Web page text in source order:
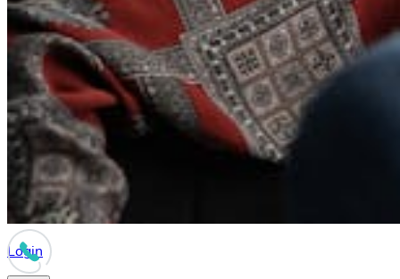
Login